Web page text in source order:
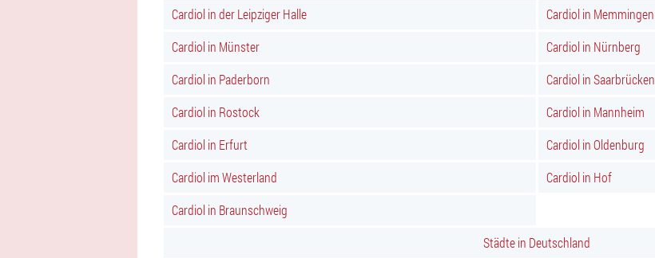
Cardiol in der Leipziger Halle
Cardiol in Memmingen
Cardiol in Münster
Cardiol in Nürnberg
Cardiol in Paderborn
Cardiol in Saarbrücken
Cardiol in Rostock
Cardiol in Mannheim
Cardiol in Erfurt
Cardiol in Oldenburg
Cardiol im Westerland
Cardiol in Hof
Cardiol in Braunschweig
Städte in Deutschland